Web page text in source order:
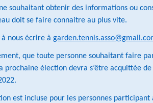
souhaitant obtenir des informations ou
doit se faire connaitre au plus vite.
à nous écrire à
que toute personne souhaitant faire
prochaine élection devra s’être acquittée
est incluse pour les personnes